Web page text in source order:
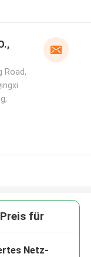
Road,
für
Netz-